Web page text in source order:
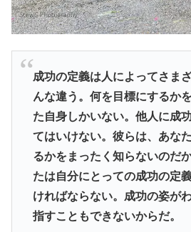
成功の定義は人によってさま
んな違う。何を目標にするか
た自身しかいない。他人に成
てはいけない。彼らは、あな
るかをまったく知らないのだ
たは自分にとっての成功の定
ければならない。成功の姿が
指すこともできないからだ。